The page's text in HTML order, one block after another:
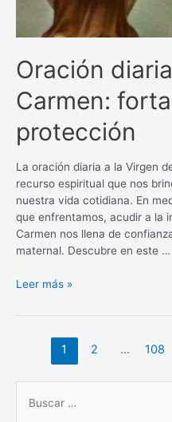
Oración
Carmen:
protección
La oración diaria a la Virgen
recurso espiritual que nos
nuestra vida cotidiana. En
que enfrentamos, acudir a la
Carmen nos llena de
maternal. Descubre en este …
Oración
a
Carmen:
fortaleza
Leer más »
Navegación
1 2 … 108